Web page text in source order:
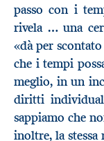
passo con i
rivela … una
«dà per
che i tempi
meglio, in un
diritti
sappiamo che
inoltre, la